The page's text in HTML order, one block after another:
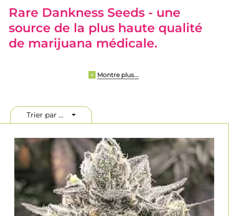
Rare Dankness Seeds - une
source de la plus haute qualité
de marijuana médicale.
de collaborer avec certaines des génétiques les plus prisées et
décennies et englobe les spécimens les plus fins de graines de
cannabis au monde. Le cœur de son travail réside non pas dans la
en la croisant avec des mâles de qualité supérieure.
L'objectif de la banque de semences est de proposer à la
communauté de la marijuana médicale des génétiques d'excellence.
+ Montre plus...
Trier par ...